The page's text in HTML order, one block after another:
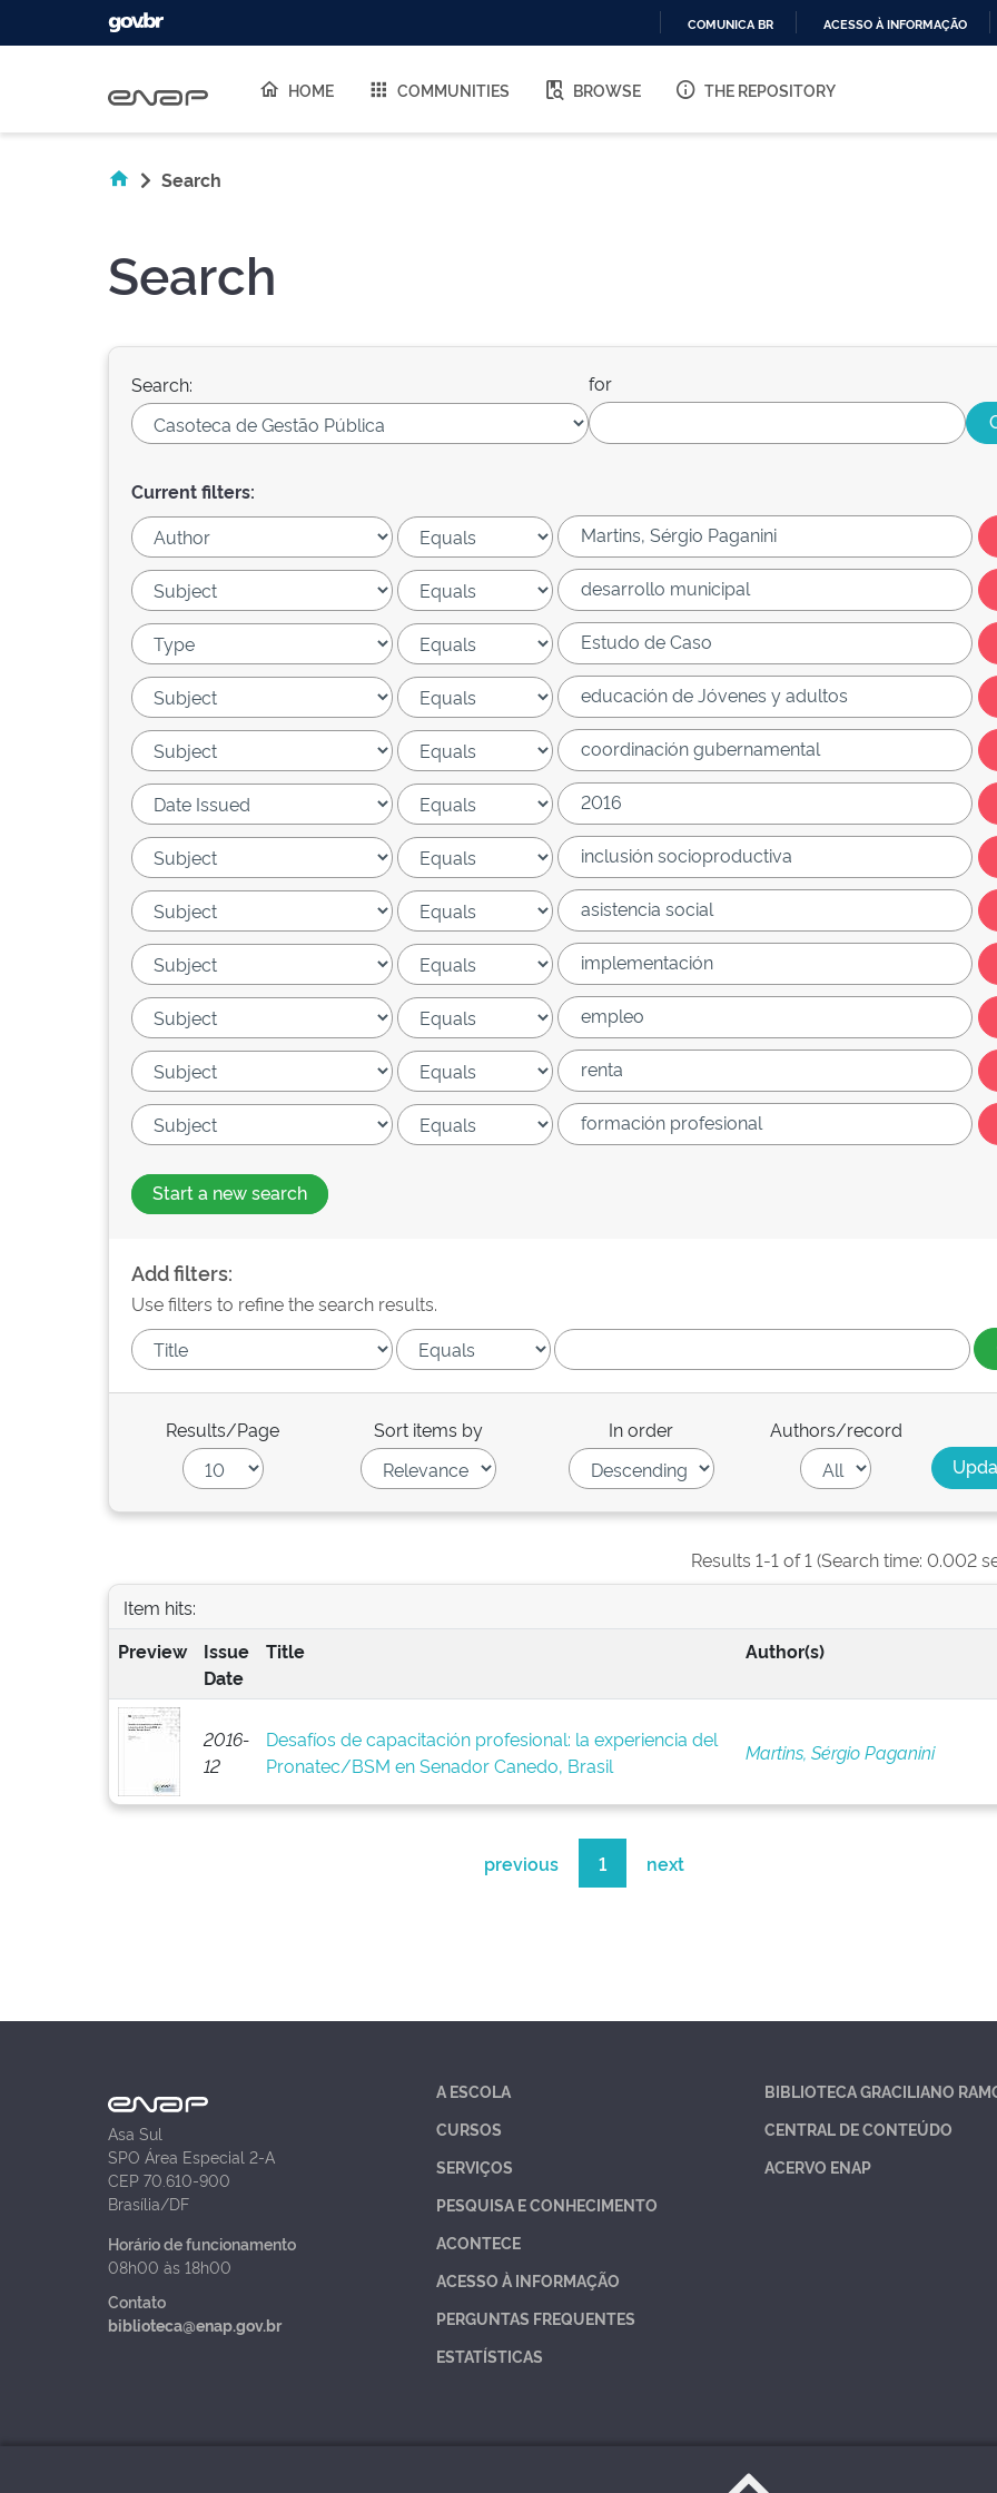
O
COMUNICA BR ACESSO À INFORMAÇÃO
HOME COMMUNITIES BROWSE THE REPOSITORY
Search
Search
Search: for
Current filters:
Start a new search
Add filters:
Use filters to refine the search results.
Results/Page Sort items by In order Authors/record
Results 1-1 of 1 (Search time: 0.002
Item hits:
Preview
Issue
Date
Title Author(s)
2016-
12
Desafíos de capacitación profesional: la experiencia del
Pronatec/BSM en Senador Canedo, Brasil
Martins, Sérgio Paganini
previous 1 next
Asa Sul
SPO Área Especial 2-A
CEP 70.610-900
Brasília/DF
Horário de funcionamento
08h00 às 18h00
Contato
biblioteca@enap.gov.br
A ESCOLA
CURSOS
SERVIÇOS
PESQUISA E CONHECIMENTO
ACONTECE
ACESSO À INFORMAÇÃO
PERGUNTAS FREQUENTES
ESTATÍSTICAS
BIBLIOTECA GRACILIANO
CENTRAL DE CONTEÚDO
ACERVO ENAP